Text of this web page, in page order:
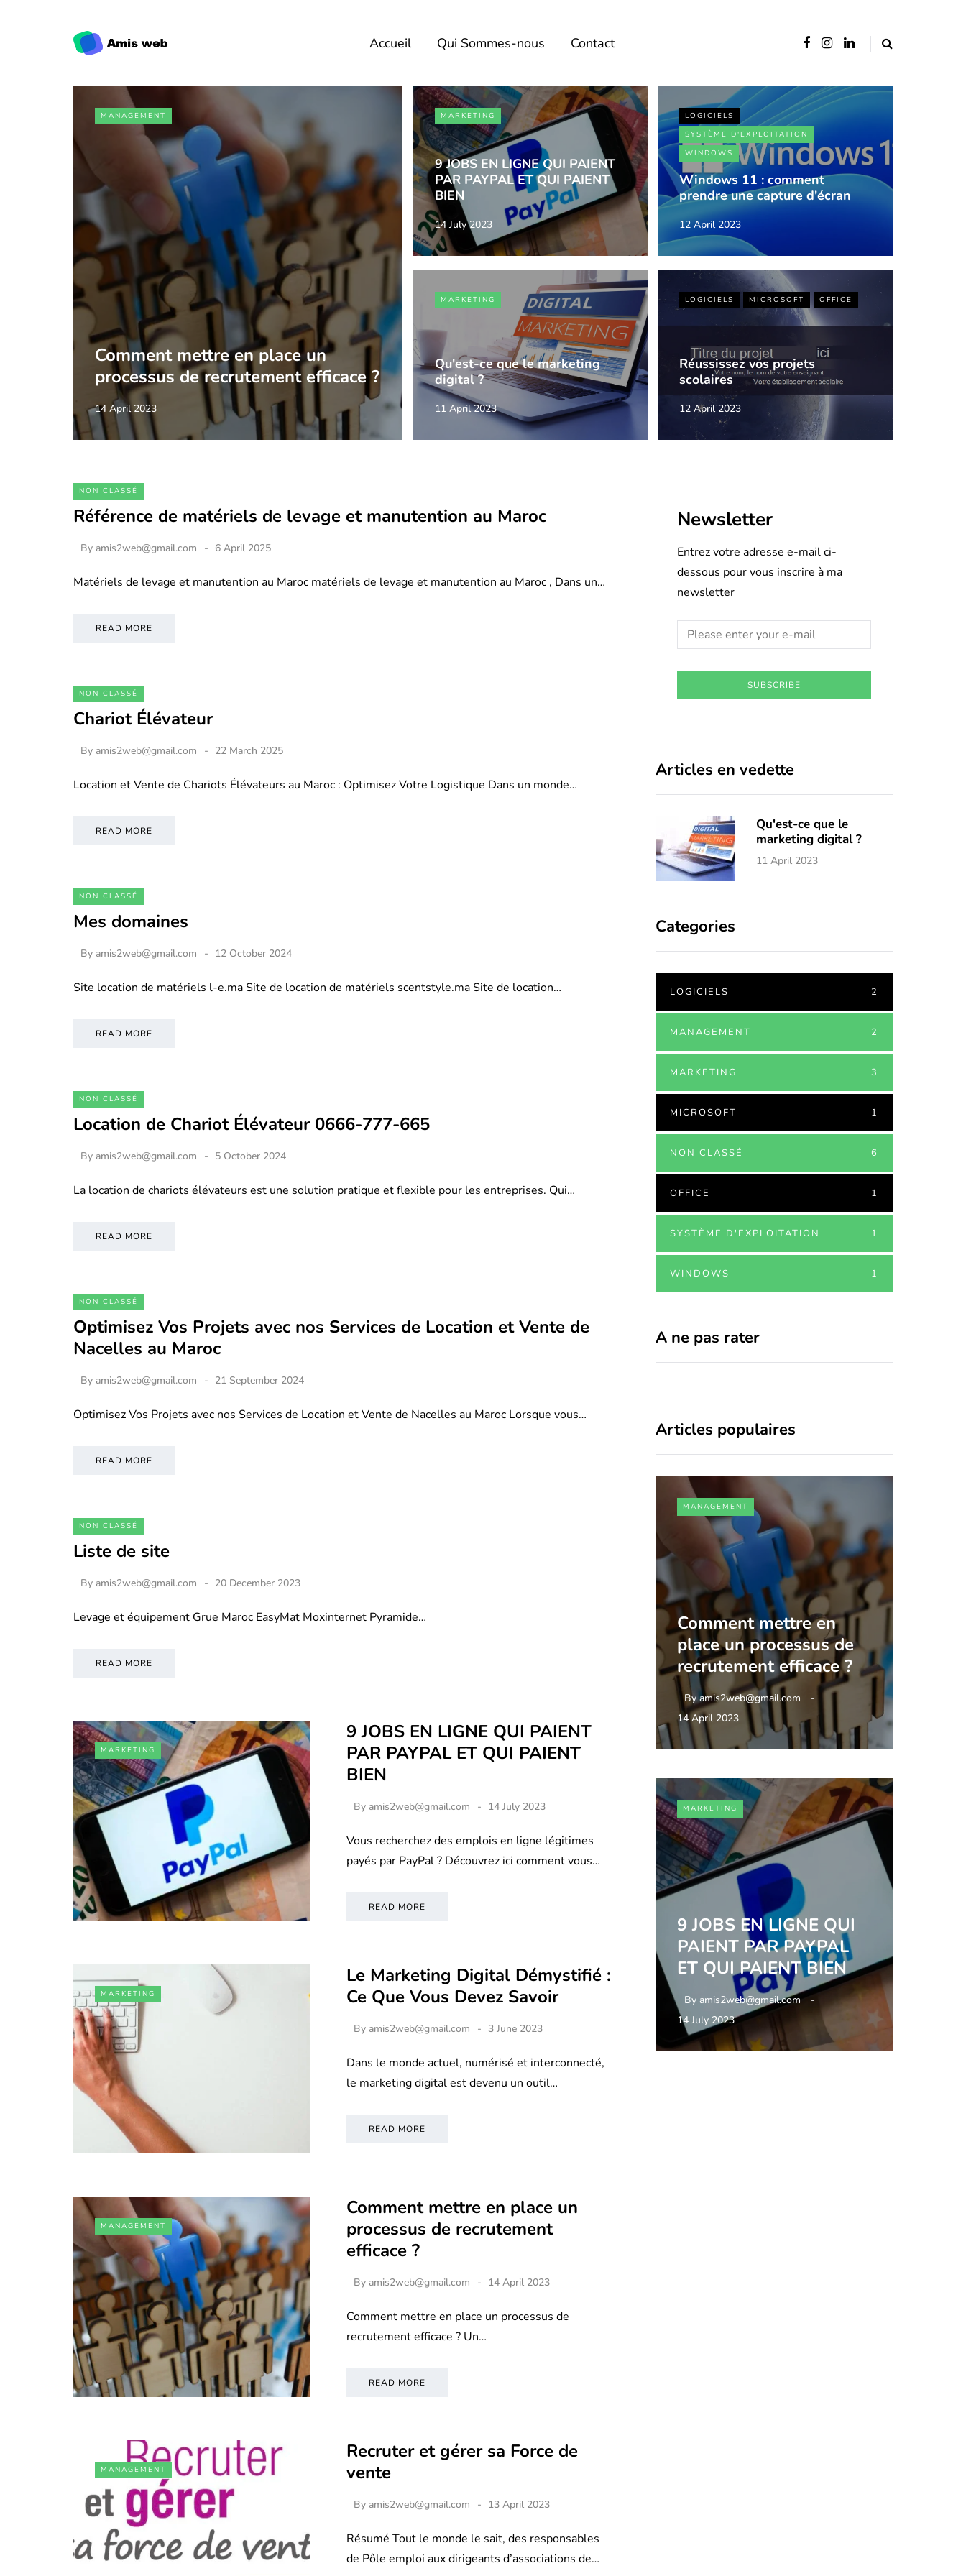
Accueil Qui Sommes-nous Contact
MANAGEMENT
Comment mettre en place un
processus de recrutement efficace ?
14 April 2023
MARKETING
9 JOBS EN LIGNE QUI PAIENT
PAR PAYPAL ET QUI PAIENT
BIEN
14 July 2023
LOGICIELS
SYSTÈME D'EXPLOITATION
WINDOWS
Windows 11 : comment
prendre une capture d'écran
12 April 2023
MARKETING
Qu'est-ce que le marketing
digital ?
11 April 2023
LOGICIELS MICROSOFT OFFICE
Réussissez vos projets
scolaires
12 April 2023
NON CLASSÉ
Référence de matériels de levage et manutention au Maroc
By amis2web@gmail.com 6 April 2025
Matériels de levage et manutention au Maroc matériels de levage et manutention au Maroc , Dans un…
READ MORE
NON CLASSÉ
Chariot Élévateur
By amis2web@gmail.com 22 March 2025
Location et Vente de Chariots Élévateurs au Maroc : Optimisez Votre Logistique Dans un monde…
READ MORE
NON CLASSÉ
Mes domaines
By amis2web@gmail.com 12 October 2024
Site location de matériels l-e.ma Site de location de matériels scentstyle.ma Site de location…
READ MORE
NON CLASSÉ
Location de Chariot Élévateur 0666-777-665
By amis2web@gmail.com 5 October 2024
La location de chariots élévateurs est une solution pratique et flexible pour les entreprises. Qui…
READ MORE
NON CLASSÉ
Optimisez Vos Projets avec nos Services de Location et Vente de
Nacelles au Maroc
By amis2web@gmail.com 21 September 2024
Optimisez Vos Projets avec nos Services de Location et Vente de Nacelles au Maroc Lorsque vous…
READ MORE
NON CLASSÉ
Liste de site
By amis2web@gmail.com 20 December 2023
Levage et équipement Grue Maroc EasyMat Moxinternet Pyramide…
READ MORE
MARKETING
9 JOBS EN LIGNE QUI PAIENT
PAR PAYPAL ET QUI PAIENT
BIEN
By amis2web@gmail.com 14 July 2023
Vous recherchez des emplois en ligne légitimes
payés par PayPal ? Découvrez ici comment vous…
READ MORE
MARKETING
Le Marketing Digital Démystifié :
Ce Que Vous Devez Savoir
By amis2web@gmail.com 3 June 2023
Dans le monde actuel, numérisé et interconnecté,
le marketing digital est devenu un outil…
READ MORE
MANAGEMENT
Comment mettre en place un
processus de recrutement
efficace ?
By amis2web@gmail.com 14 April 2023
Comment mettre en place un processus de
recrutement efficace ? Un…
READ MORE
MANAGEMENT
Recruter et gérer sa Force de
vente
By amis2web@gmail.com 13 April 2023
Résumé Tout le monde le sait, des responsables
de Pôle emploi aux dirigeants d’associations de…
Newsletter
Entrez votre adresse e-mail ci-
dessous pour vous inscrire à ma
newsletter
SUBSCRIBE
Articles en vedette
Qu'est-ce que le
marketing digital ?
11 April 2023
Categories
LOGICIELS 2
MANAGEMENT 2
MARKETING 3
MICROSOFT 1
NON CLASSÉ 6
OFFICE 1
SYSTÈME D'EXPLOITATION 1
WINDOWS 1
A ne pas rater
Articles populaires
MANAGEMENT
Comment mettre en
place un processus de
recrutement efficace ?
Byamis2web@gmail.com
14 April 2023
MARKETING
9 JOBS EN LIGNE QUI
PAIENT PAR PAYPAL
ET QUI PAIENT BIEN
By amis2web@gmail.com
14 July 2023